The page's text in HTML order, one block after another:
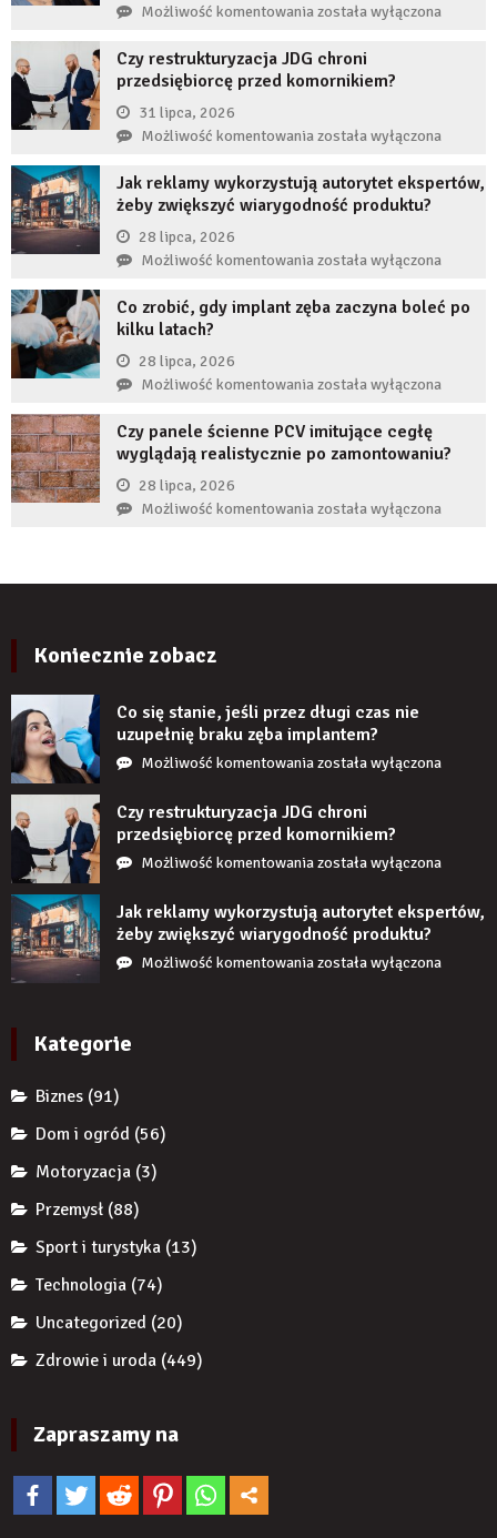
Możliwość komentowaniaCo
stanie,
jeśli
długi
uzupełnię
implantem?
została wyłączona
Czy restrukturyzacja JDG chroni
przedsiębiorcę przed komornikiem?
31 lipca, 2026
Możliwość komentowaniaCzy
JDG
chroni
przed
komornikiem?
została wyłączona
Jak reklamy wykorzystują autorytet ekspertów,
żeby zwiększyć wiarygodność produktu?
28 lipca, 2026
Możliwość komentowaniaJak
wykorzystują
żeby
zwiększyć
wiarygodność
produktu?
została wyłączona
Co zrobić, gdy implant zęba zaczyna boleć po
kilku latach?
28 lipca, 2026
Możliwość komentowaniaCo
gdy
implant
zaczyna
została wyłączona
Czy panele ścienne PCV imitujące cegłę
wyglądają realistycznie po zamontowaniu?
28 lipca, 2026
Możliwość komentowaniaCzy
zamontowaniu?
została wyłączona
Koniecznie zobacz
Co się stanie, jeśli przez długi czas nie
uzupełnię braku zęba implantem?
Możliwość komentowaniaCo
stanie,
jeśli
przez
czas
nie
uzupełnię
braku
została wyłączona
Czy restrukturyzacja JDG chroni
przedsiębiorcę przed komornikiem?
Możliwość komentowaniaCzy
JDG
chroni
przedsiębiorcę
została wyłączona
Jak reklamy wykorzystują autorytet ekspertów,
żeby zwiększyć wiarygodność produktu?
Możliwość komentowaniaJak
została wyłączona
Kategorie
Biznes (91)
Dom i ogród (56)
Motoryzacja (3)
Przemysł (88)
Sport i turystyka (13)
Technologia (74)
Uncategorized (20)
Zdrowie i uroda (449)
Zapraszamy na